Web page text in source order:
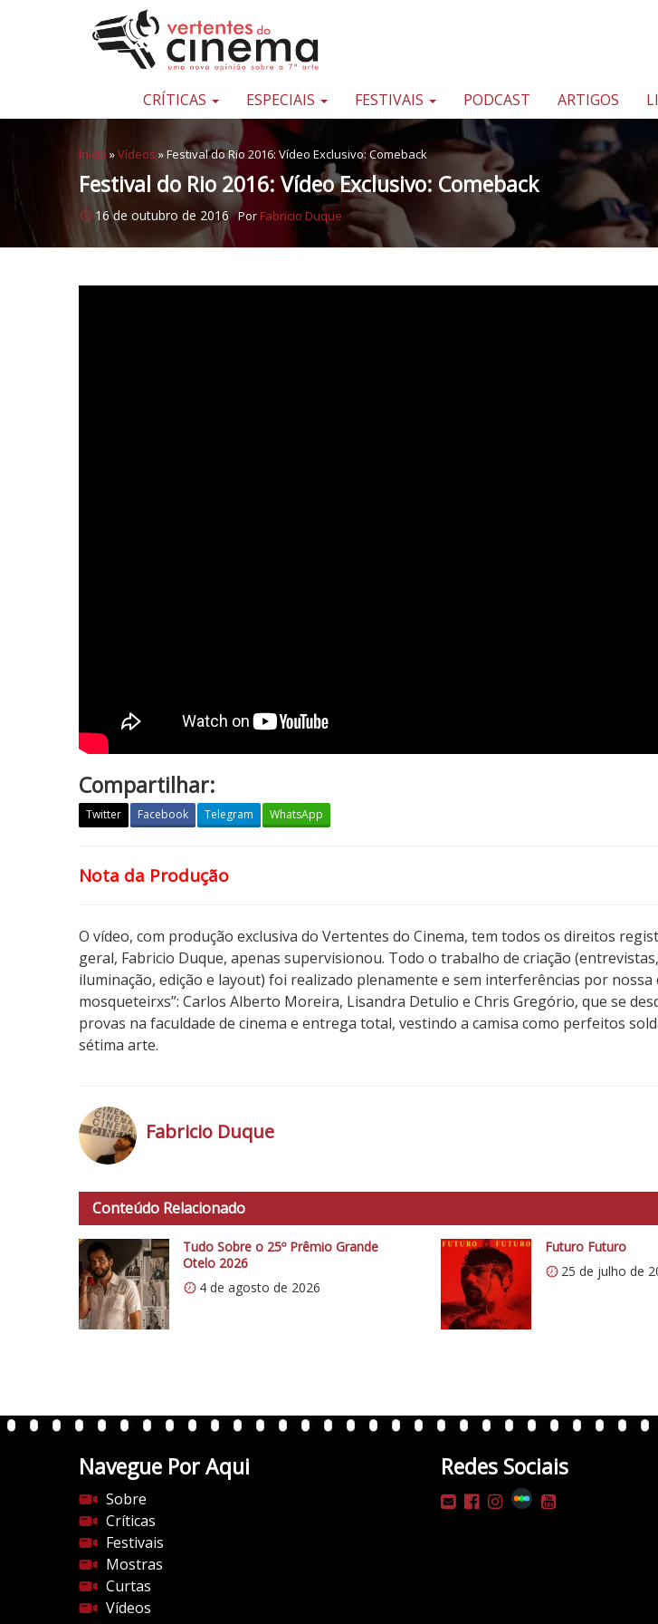
Pular para o conteúdo
Uma
sobre
sétima
arte
CRÍTICAS ESPECIAIS FESTIVAIS PODCAST ARTIGOS
Início »Vídeos »Festival do Rio 2016: Vídeo Exclusivo: Comeback
Festival do Rio 2016: Vídeo Exclusivo: Comeback
16 de outubro de 2016 Por Fabricio Duque
Compartilhar:
Twitter Facebook Telegram WhatsApp
e
i
v
a
l
d
o
o
2
0
:
V
d
e
o
l
s
v
o
:
C
o
m
Nota da Produção
O vídeo, com produção exclusiva do Vertentes do Cinema, tem todos os direitos
geral, Fabricio Duque, apenas supervisionou. Todo o trabalho de criação
iluminação, edição e layout) foi realizado plenamente e sem interferências por nossa
mosqueteirxs”: Carlos Alberto Moreira, Lisandra Detulio e Chris Gregório, que se
provas na faculdade de cinema e entrega total, vestindo a camisa como perfeitos
sétima arte.
t
p
s
:
/
/
w
p
c
o
m
/
v
e
r
Fabricio Duque
Conteúdo Relacionado
Tudo Sobre o 25º Prêmio Grande
Otelo 2026
4 de agosto de 2026
Futuro Futuro
25 de julho de
Navegue Por Aqui
Sobre
Críticas
Festivais
Mostras
Curtas
Vídeos
Redes Sociais